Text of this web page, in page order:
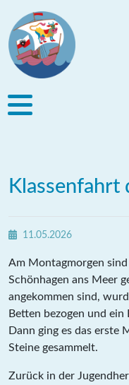
Klassenfahrt
11.05.2026
Am Montagmorgen
Schönhagen ans Meer
angekommen sind,
Betten bezogen und ein
Dann ging es das erste
Steine gesammelt.
Zurück in der